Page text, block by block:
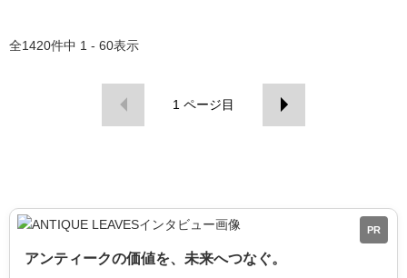
全1420件中 1 - 60表示
1 ページ目
PR
アンティークの価値を、未来へつなぐ。